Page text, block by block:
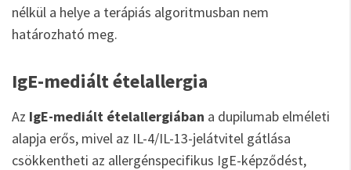
nélkül a helye a terápiás algoritmusban nem
határozható meg.
IgE-mediált ételallergia
Az IgE-mediált ételallergiában a dupilumab elméleti
alapja erős, mivel az IL-4/IL-13-jelátvitel gátlása
csökkentheti az allergénspecifikus IgE-képződést,